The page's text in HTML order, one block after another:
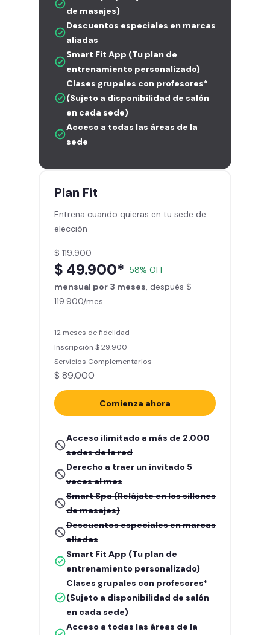
de masajes)
Descuentos especiales en marcas
aliadas
Smart Fit App (Tu plan de
entrenamiento personalizado)
Clases grupales con profesores*
(Sujeto a disponibilidad de salón
en cada sede)
Acceso a todas las áreas de la
sede
Plan Fit
Entrena cuando quieras en tu sede de
elección
$ 119.900
$ 49.900* 58% OFF
mensual por 3 meses, después $
119.900/mes
12 meses de fidelidad
Inscripción $ 29.900
Servicios Complementarios
$ 89.000
Comienza ahora
Acceso ilimitado a más de 2.000
sedes de la red
Derecho a traer un invitado 5
veces al mes
Smart Spa (Relájate en los sillones
de masajes)
Descuentos especiales en marcas
aliadas
Smart Fit App (Tu plan de
entrenamiento personalizado)
Clases grupales con profesores*
(Sujeto a disponibilidad de salón
en cada sede)
Acceso a todas las áreas de la